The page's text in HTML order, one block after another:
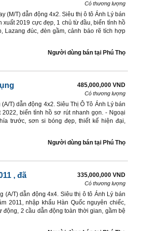
Có thương lượng
(M/T) dẫn động 4x2. Siêu thị ô tô Ánh Lý bán
xuất 2019 cực đẹp, 1 chủ từ đầu, biển tỉnh hồ
Lazang đúc, đèn gầm, cảnh báo rẽ tích hợp
Người dùng bán tại Phú Thọ
485,000,000 VND
Có thương lượng
T) dẫn động 4x2. Siêu Thị Ô Tô Ánh Lý bán
biển tỉnh hồ sơ rút nhanh gọn. - Ngoại
trước, sơn si bóng đẹp, thiết kế hiện đại,
Người dùng bán tại Phú Thọ
, đã
335,000,000 VND
Có thương lượng
(A/T) dẫn động 4x4. Siêu thị ô tô Ánh Lý bán
2011, nhập khẩu Hàn Quốc nguyên chiếc,
2 cầu dẫn động toàn thời gian, gầm bệ